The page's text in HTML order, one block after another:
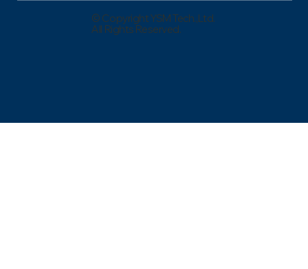
© Copyright YSM Tech.,Ltd.
All Rights Reserved.